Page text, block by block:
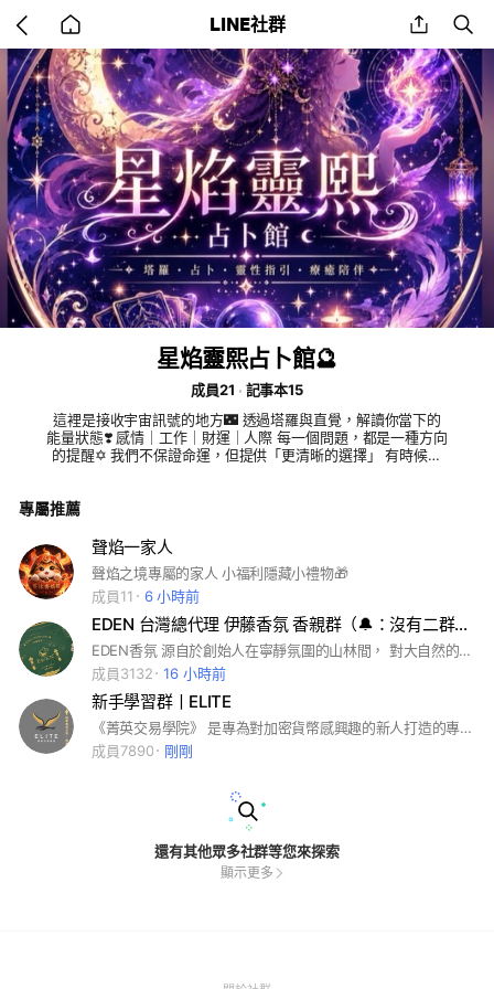
back
to
home
LINE社群 share
星焰靈熙占卜館🔮
成員21
記事本15
這裡是接收宇宙訊號的地方🌃 透過塔羅與直覺，解讀你當下的
能量狀態❣️ 感情｜工作｜財運｜人際 每一個問題，都是一種方向
的提醒✡️ 我們不保證命運，但提供「更清晰的選擇」 有時候答
專屬推薦
聲焰一家人
聲焰之境專屬的家人 小福利隱藏小禮物🎁
成員11
6 小時前
EDEN 台灣總代理 伊藤香氛 香親群（🔔：沒有二群，只要有其他群皆是仿冒、詐騙）
EDEN香氛 源自於創始人在寧靜氛圍的山林間， 對大自然的感動及深刻印象， 一片樹葉、一滴露珠 都彷彿蘊含著此地神秘的面紗， 激發出創始人對香氛創作的渴望 喜愛的氣味 想將其保留 採用獨家 虹滴式淬鍊技術 將茶香與木質調做結合 創造了伊藤香氛第一支淬鍊香水 ——伊の靜覓01.29 全台灣最懂你的香水化妝師 擁有全台最會調製復刻的法國香精調香師。 每一瓶味道都是我們專為亞洲人打造的味道。 你可以不買，但您不可不試香！ 請洽大群內的經銷商
成員3132
16 小時前
新手學習群丨ELITE
《菁英交易學院》 是專為對加密貨幣感興趣的新人打造的專業教育平台。 學院將提供以交易技術分析、鏈上數據解析與市場趨勢洞察為核心的系統化教學內容，幫助學員從零基礎到成為具備專業交易能力的投資者。 #比特幣 #加密貨幣 #虛擬貨幣
成員7890
剛剛
還有其他眾多社群等您來探索
顯示更多